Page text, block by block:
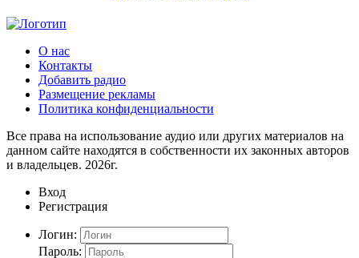
О нас
Контакты
Добавить радио
Размещение рекламы
Политика конфиденциальности
Все права на использование аудио или других материалов на
данном сайте находятся в собственности их законных авторов
и владельцев. 2026г.
Вход
Регистрация
Логин:
Пароль: